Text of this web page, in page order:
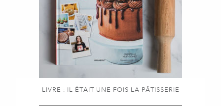
LIVRE : IL ÉTAIT UNE FOIS LA PÂTISSERIE